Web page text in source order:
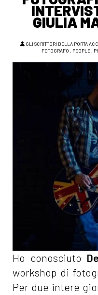
GIULIA
GLI SCRITTORI DELLA PORTA
FOTOGRAFO , PEOPLE ,
Ho conosciuto
workshop di
Per due intere